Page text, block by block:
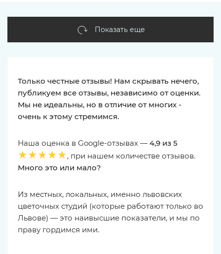
Показать еще
Только честные отзывы! Нам скрывать нечего,
публикуем все отзывы, независимо от оценки.
Мы не идеальны, но в отличие от многих -
очень к этому стремимся.
Наша оценка в Google-отзывах — 4,9 из 5
★★★★★, при нашем количестве отзывов.
Много это или мало?
Из местных, локальных, именно львовских
цветочных студий (которые работают только во
Львове) — это наивысшие показатели, и мы по
праву гордимся ими.